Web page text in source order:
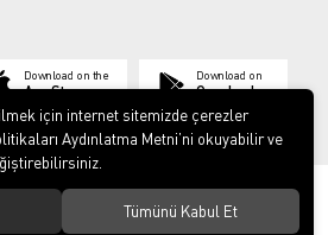
Download on the
App Store
Download on
Google play
Ekipmanları. Tüm hakları saklıdır.
için internet sitemizde çerezler
Aydınlatma Metni’ni okuyabilir ve
Tümünü Kabul Et